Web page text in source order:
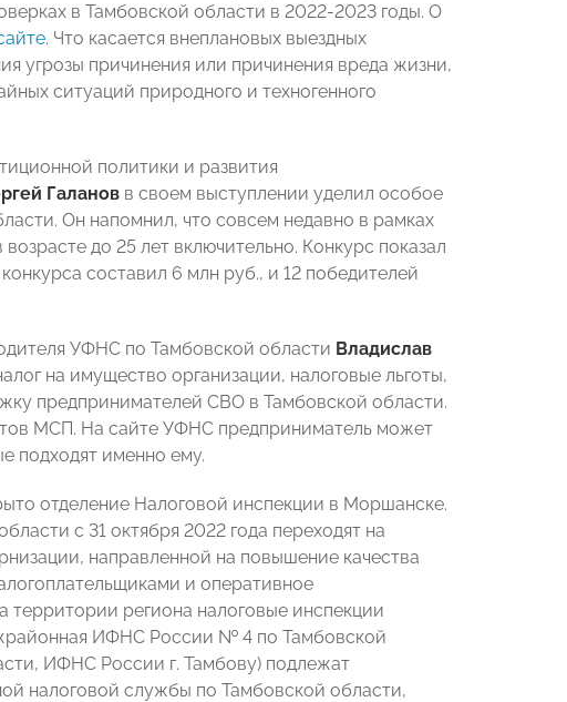
в Тамбовской области в 2022-2023 годы. О
. Что касается внеплановых выездных
угрозы причинения или причинения вреда жизни,
ситуаций природного и техногенного
политики и развития
Галанов в своем выступлении уделил особое
Он напомнил, что совсем недавно в рамках
до 25 лет включительно. Конкурс показал
составил 6 млн руб., и 12 победителей
УФНС по Тамбовской области Владислав
на имущество организации, налоговые льготы,
предпринимателей СВО в Тамбовской области.
МСП. На сайте УФНС предприниматель может
подходят именно ему.
отделение Налоговой инспекции в Моршанске.
с 31 октября 2022 года переходят на
направленной на повышение качества
и оперативное
территории региона налоговые инспекции
ИФНС России № 4 по Тамбовской
ИФНС России г. Тамбову) подлежат
налоговой службы по Тамбовской области,